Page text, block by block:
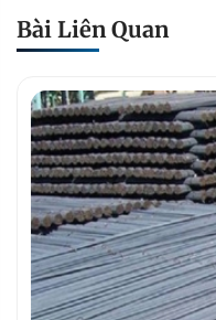
Bài Liên Quan